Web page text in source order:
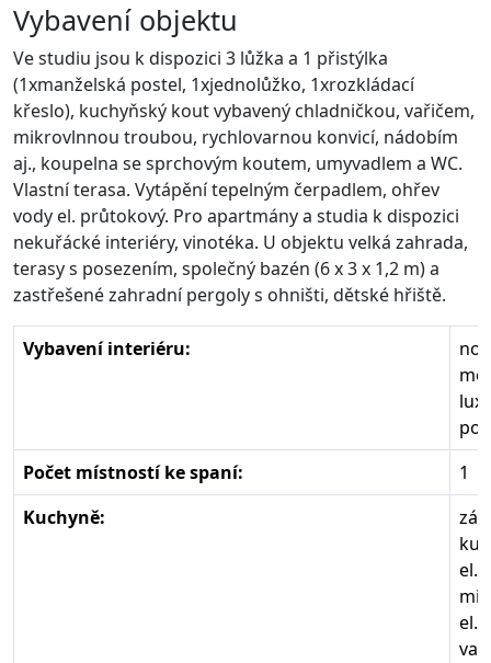
Vybavení objektu
Ve studiu jsou k dispozici 3 lůžka a 1 přistýlka
(1xmanželská postel, 1xjednolůžko, 1xrozkládací
křeslo), kuchyňský kout vybavený chladničkou, vařičem,
mikrovlnnou troubou, rychlovarnou konvicí, nádobím
aj., koupelna se sprchovým koutem, umyvadlem a WC.
Vlastní terasa. Vytápění tepelným čerpadlem, ohřev
vody el. průtokový. Pro apartmány a studia k dispozici
nekuřácké interiéry, vinotéka. U objektu velká zahrada,
terasy s posezením, společný bazén (6 x 3 x 1,2 m) a
zastřešené zahradní pergoly s ohništi, dětské hřiště.
Vybavení interiéru:
Počet místností ke spaní:
1
Kuchyně:
el.
el.